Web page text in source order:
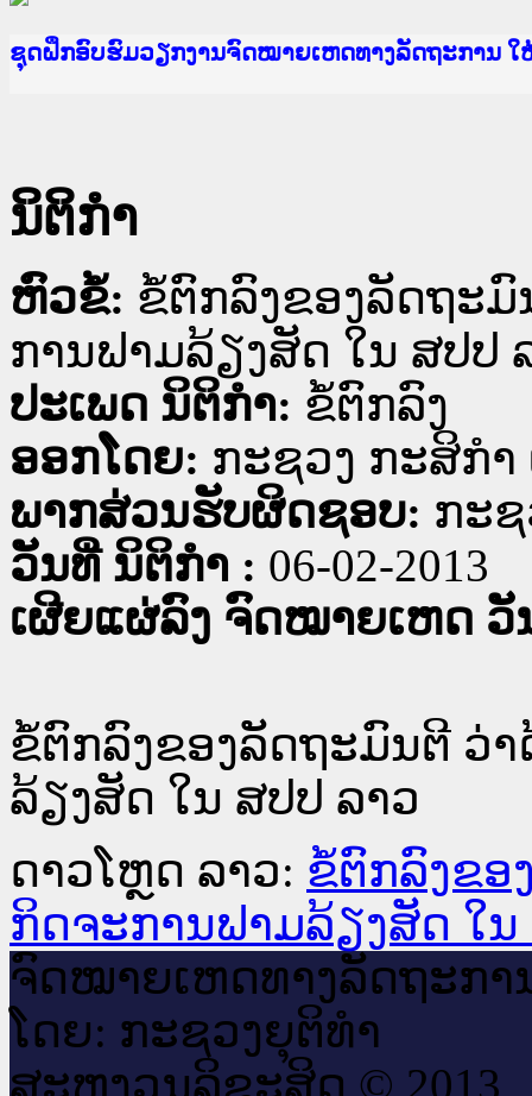
Ministry of Justice Lao PDR
ເຜີຍແຜ່ວັບໄຊຈົດໝາຍເຫດທາງລັດຖະການ ແລະ ແອັ
ກະຊວງຍຸຕິທຳ
ຊຸດຝຶກອົບຮົມວຽກງານຈົດໝາຍເຫດທາງລັດຖະການ
ກອງປະຊຸມທົບທວນຄືນການຈັດຕັ້ງປະຕິບັດວຽກງານຈົ
ຝຶກອົບຮົມ ຜູ່ປະສານງານວຽກງານຈົດໝາຍເຫດທາງລັ
ຝຶກອົບຮົມ ຜູ່ປະສານງານວຽກງານຈົດໝາຍເຫດທາງລັ
ເຜີຍແຜ່ແອັບກົດໝາຍລາວ ແລະ ເວັບໄຊຈົດໝາຍເຫດ
ເຜີຍແຜ່ແອັບກົດໝາຍລາວ ແລະ ເວັບໄຊຈົດໝາຍເຫດ
ຍົກລະດັບວຽກງານຈົດໝາຍເຫດທາງລັດຖະການໃຫ້ຜູ້
ຊຸດຝຶກອົບຮົມວຽກງານຈົດໝາຍເຫດທາງລັດຖະການ ໃ
ນິຕິກໍາ
ຫົວຂໍ້: ຂໍ້ຕົກລົງຂອງລັດຖະ
ການຟາມລ້ຽງສັດ ໃນ ສປປ
ປະເພດ ນິຕິກໍາ: ຂໍ້ຕົກລົງ
ອອກໂດຍ: ກະຊວງ ກະສິກ
ພາກສ່ວນຮັບຜິດຊອບ: ກະ
ວັນທີ່ ນິຕິກໍາ : 06-02-2013
ເຜີຍແຜ່ລົງ ຈົດໝາຍເຫດ ວັ
ຂໍ້ຕົກລົງຂອງລັດຖະມົນຕີ ວ່
ລ້ຽງສັດ ໃນ ສປປ ລາວ
ດາວໂຫຼດ ລາວ: ຂໍ້ຕົກລົງຂອ
ກິດຈະການຟາມລ້ຽງສັດ ໃນ
ຈົດ​ໝາຍ​ເຫດ​ທາງ​ລັດ​ຖະ​ກາ
ໂດຍ: ກະ​ຊວງຍຸ​ຕິ​ທຳ
ສະ​ຫງວນ​ລິ​ຂະ​ສິດ © 2013